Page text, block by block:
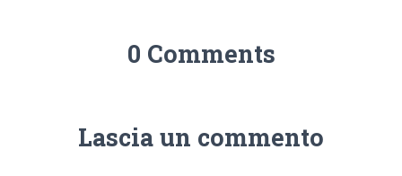
0 Comments
Lascia un commento